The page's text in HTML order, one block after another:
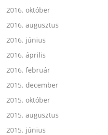
2016. október
2016. augusztus
2016. június
2016. április
2016. február
2015. december
2015. október
2015. augusztus
2015. június